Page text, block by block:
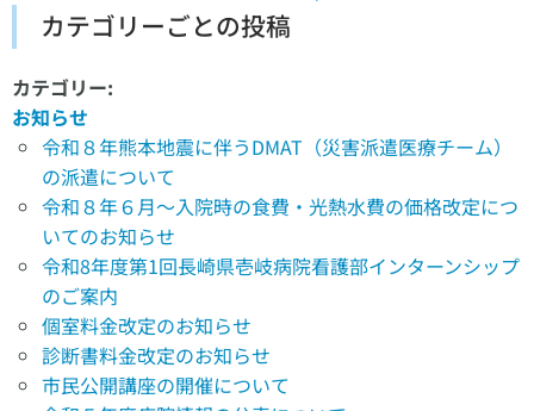
カテゴリーごとの投稿
カテゴリー:
お知らせ
令和８年熊本地震に伴うDMAT（災害派遣医療チーム）
の派遣について
令和８年６月～入院時の食費・光熱水費の価格改定につ
いてのお知らせ
令和8年度第1回長崎県壱岐病院看護部インターンシップ
のご案内
個室料金改定のお知らせ
診断書料金改定のお知らせ
市民公開講座の開催について